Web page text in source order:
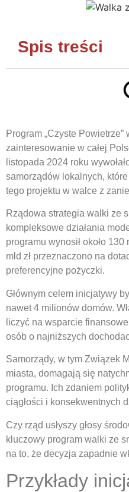
Spis treści
Program „Czyste Powietrze”
zainteresowanie w całej
listopada 2024 roku
samorządów lokalnych,
tego projektu w walce z
Rządowa strategia walki ze
kompleksowe działania
programu wynosił około
mld zł przeznaczono na
preferencyjne pożyczki.
Głównym celem inicjatywy
nawet 4 milionów domów.
liczyć na wsparcie
osób o najniższych
Samorządy, w tym Związek
miasta, domagają się
programu. Ich zdaniem
ciągłości i konsekwentnych
Czy rząd usłyszy głosy
kluczowy program walki ze
na to, że decyzja zapadnie
Przykłady